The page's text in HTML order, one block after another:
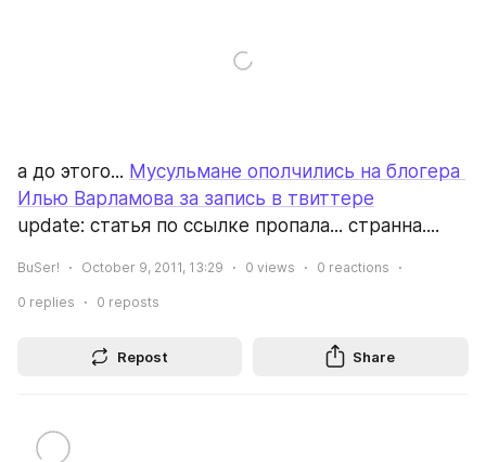
а до этого... Мусульмане ополчились на блогера
Илью Варламова за запись в твиттере
update: статья по ссылке пропала... странна....
BuSer! October 9, 2011, 13:29 0 views 0 reactions
0 replies 0 reposts
Repost Share